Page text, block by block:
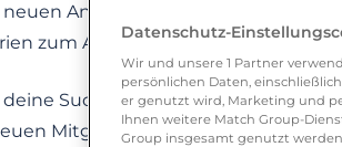
Android App von NEU.DE ist
zum Aussehen und Hobbys,
Suchanfragen abspeichern.
Mitglieder finden, die du finden
Datenschutz-
Wir und unsere 1 Partner
persönlichen Daten,
er genutzt wird, Marketing und
Ihnen weitere Match Group-
Group insgesamt genutzt